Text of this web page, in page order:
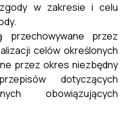
o udzielenie
2024
w zakresie i celu
przechowywane przez
celów określonych
przez okres niezbędny
dotyczących
obowiązujących